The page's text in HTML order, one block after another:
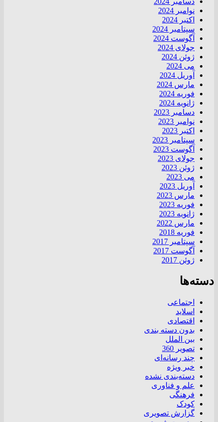
نوامبر 2024
اکتبر 2024
سپتامبر 2024
آگوست 2024
جولای 2024
ژوئن 2024
می 2024
آوریل 2024
مارس 2024
فوریه 2024
ژانویه 2024
دسامبر 2023
نوامبر 2023
اکتبر 2023
سپتامبر 2023
آگوست 2023
جولای 2023
ژوئن 2023
می 2023
آوریل 2023
مارس 2023
فوریه 2023
ژانویه 2023
مارس 2022
فوریه 2018
سپتامبر 2017
آگوست 2017
ژوئن 2017
دسته‌ها
اجتماعی
اسلاید
اقتصادی
بدون دسته بندی
بین الملل
تصویر 360
چند رسانه‌ای
خبر ویژه
دسته‌بندی نشده
علم و فناوری
فرهنگی
کودک
گزارش تصویری